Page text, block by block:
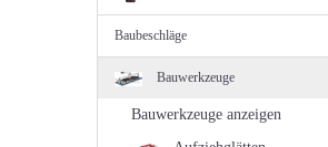
Baubeschläge
Bauwerkzeuge
Bauwerkzeuge anzeigen